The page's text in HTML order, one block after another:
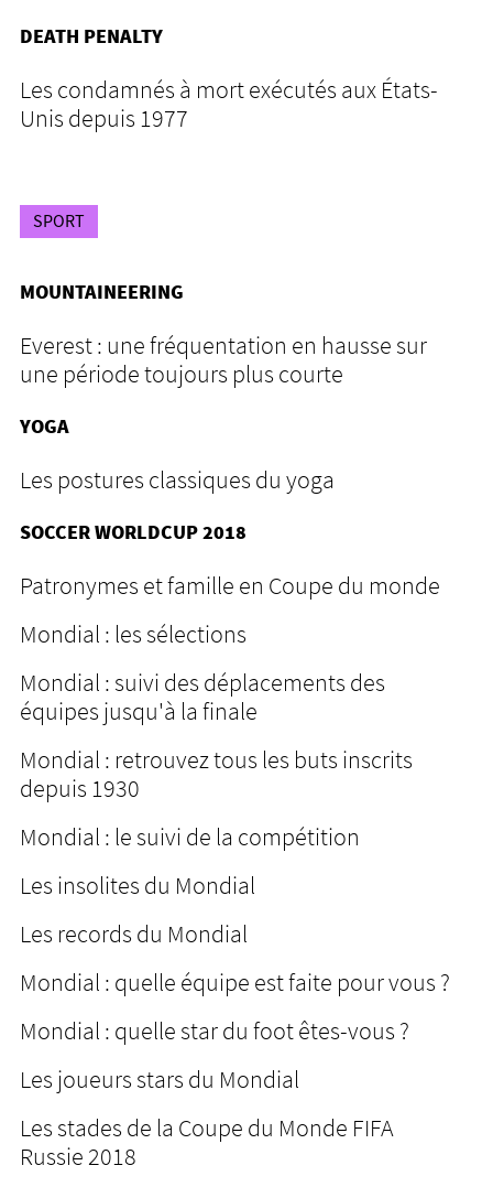
DEATH PENALTY
Les condamnés à mort exécutés aux États-
Unis depuis 1977
SPORT
MOUNTAINEERING
Everest : une fréquentation en hausse sur
une période toujours plus courte
YOGA
Les postures classiques du yoga
SOCCER WORLDCUP 2018
Patronymes et famille en Coupe du monde
Mondial : les sélections
Mondial : suivi des déplacements des
équipes jusqu'à la finale
Mondial : retrouvez tous les buts inscrits
depuis 1930
Mondial : le suivi de la compétition
Les insolites du Mondial
Les records du Mondial
Mondial : quelle équipe est faite pour vous ?
Mondial : quelle star du foot êtes-vous ?
Les joueurs stars du Mondial
Les stades de la Coupe du Monde FIFA
Russie 2018